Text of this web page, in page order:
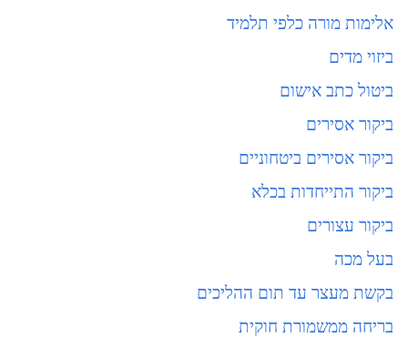
אלימות מורה כלפי תלמיד
ביזוי מדים
ביטול כתב אישום
ביקור אסירים
ביקור אסירים ביטחוניים
ביקור התייחדות בכלא
ביקור עצורים
בעל מכה
בקשת מעצר עד תום ההליכים
בריחה ממשמורת חוקית